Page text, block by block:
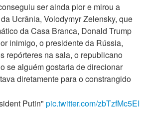
ser ainda pior e mirou a
Ucrânia, Volodymyr Zelensky, que
da Casa Branca, Donald Trump
inimigo, o presidente da Rússia,
repórteres na sala, o republicano
se alguém gostaria de direcionar
diretamente para o constrangido
Putin" pic.twitter.com/zbTzfMc5EI